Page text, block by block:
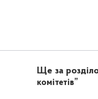
Ще за
комітетів”